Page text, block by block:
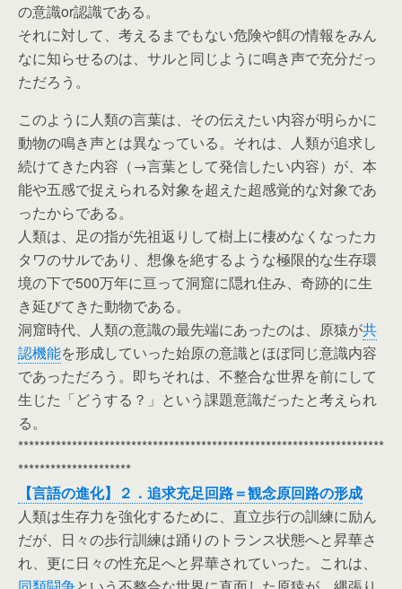
の意識or認識である。
それに対して、考えるまでもない危険や餌の情報をみん
なに知らせるのは、サルと同じように鳴き声で充分だっ
ただろう。
このように人類の言葉は、その伝えたい内容が明らかに
動物の鳴き声とは異なっている。それは、人類が追求し
続けてきた内容（→言葉として発信したい内容）が、本
能や五感で捉えられる対象を超えた超感覚的な対象であ
ったからである。
人類は、足の指が先祖返りして樹上に棲めなくなったカ
タワのサルであり、想像を絶するような極限的な生存環
境の下で500万年に亘って洞窟に隠れ住み、奇跡的に生
き延びてきた動物である。
洞窟時代、人類の意識の最先端にあったのは、原猿が共
認機能を形成していった始原の意識とほぼ同じ意識内容
であっただろう。即ちそれは、不整合な世界を前にして
生じた「どうする？」という課題意識だったと考えられ
る。
********************************************************************
*********************
【言語の進化】２．追求充足回路＝観念原回路の形成
人類は生存力を強化するために、直立歩行の訓練に励ん
だが、日々の歩行訓練は踊りのトランス状態へと昇華さ
れ、更に日々の性充足へと昇華されていった。これは、